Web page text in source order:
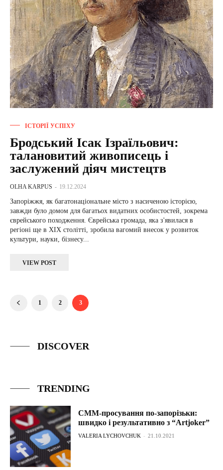
ІСТОРІЇ УСПІХУ
Бродський Ісак Ізраїльович:
талановитий живописець і
заслужений діяч мистецтв
OLHA KARPUS - 19.12.2024
Запоріжжя, як багатонаціональне місто з насиченою історією,
завжди було домом для багатьох видатних особистостей, зокрема
єврейського походження. Єврейська громада, яка з'явилася в
регіоні ще в ХІХ столітті, зробила вагомий внесок у розвиток
культури, науки, бізнесу...
VIEW POST
1 2 3
DISCOVER
TRENDING
СММ-просування по-запорізьки:
швидко і результативно з “Artjoker”
VALERIA LYCHOVCHUK - 21.10.2021